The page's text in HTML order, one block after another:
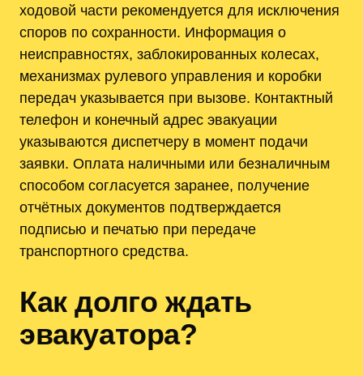
ходовой части рекомендуется для исключения
споров по сохранности. Информация о
неисправностях, заблокированных колесах,
механизмах рулевого управления и коробки
передач указывается при вызове. Контактный
телефон и конечный адрес эвакуации
указываются диспетчеру в момент подачи
заявки. Оплата наличными или безналичным
способом согласуется заранее, получение
отчётных документов подтверждается
подписью и печатью при передаче
транспортного средства.
Как долго ждать
эвакуатора?